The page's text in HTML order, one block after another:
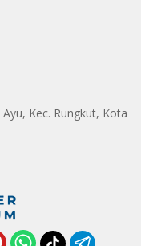
Kec. Rungkut, Kota